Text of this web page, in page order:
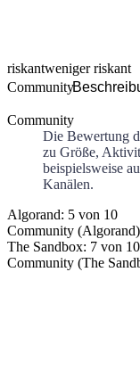
riskantweniger riskant
Community
Community
Die Bewertung
zu Größe,
beispielsweise
Kanälen.
Algorand: 5 von 10
Community (Algorand)
The Sandbox: 7 von 10
Community (The